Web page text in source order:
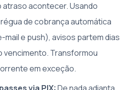
atraso acontecer. Usando
de cobrança automática
mail e push), avisos partem dias
vencimento. Transformou
em exceção.